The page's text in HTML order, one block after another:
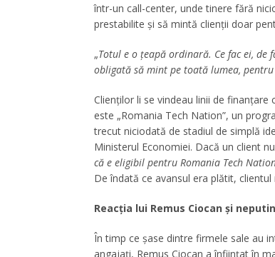
într-un call-center, unde tinere fără
prestabilite și să mintă clienții doar
„Totul e o țeapă ordinară. Ce fac ei,
obligată să mint pe toată lumea,
Clienților li se vindeau linii de
este „Romania Tech Nation”, un
trecut niciodată de stadiul de simplă
Ministerul Economiei. Dacă un client
că e eligibil pentru Romania Tech
De îndată ce avansul era plătit,
Reacția lui Remus Ciocan și
În timp ce șase dintre firmele sale au
angajați, Remus Ciocan a înființat în